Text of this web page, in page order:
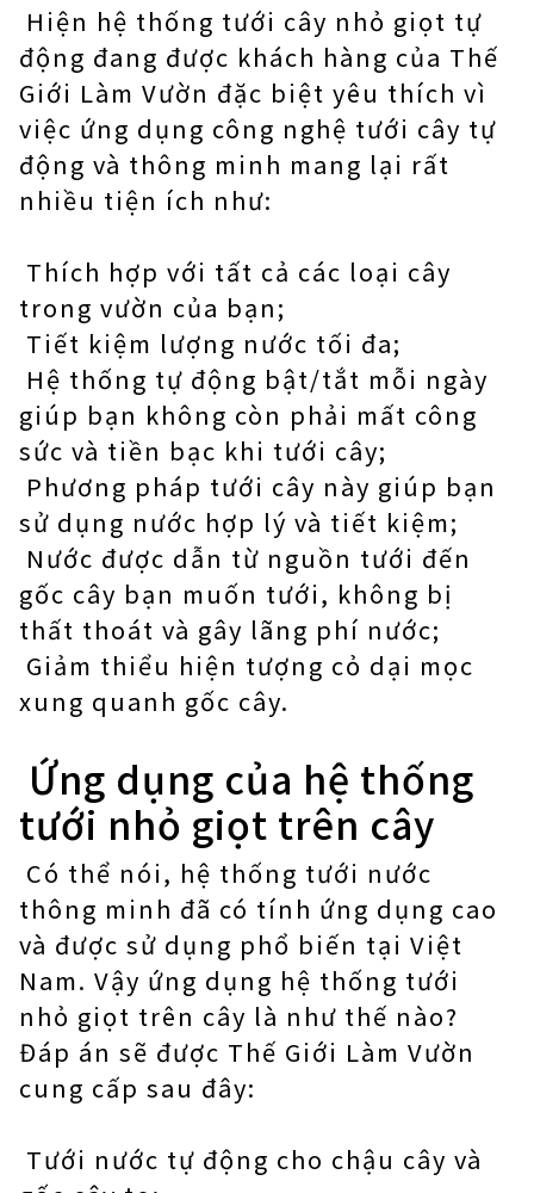
Hiện hệ thống tưới cây nhỏ giọt tự
động đang được khách hàng của Thế
Giới Làm Vườn đặc biệt yêu thích vì
việc ứng dụng công nghệ tưới cây tự
động và thông minh mang lại rất
nhiều tiện ích như:
Thích hợp với tất cả các loại cây
trong vườn của bạn;
Tiết kiệm lượng nước tối đa;
Hệ thống tự động bật/tắt mỗi ngày
giúp bạn không còn phải mất công
sức và tiền bạc khi tưới cây;
Phương pháp tưới cây này giúp bạn
sử dụng nước hợp lý và tiết kiệm;
Nước được dẫn từ nguồn tưới đến
gốc cây bạn muốn tưới, không bị
thất thoát và gây lãng phí nước;
Giảm thiểu hiện tượng cỏ dại mọc
xung quanh gốc cây.
Ứng dụng của hệ thống
tưới nhỏ giọt trên cây
Có thể nói, hệ thống tưới nước
thông minh đã có tính ứng dụng cao
và được sử dụng phổ biến tại Việt
Nam. Vậy ứng dụng hệ thống tưới
nhỏ giọt trên cây là như thế nào?
Đáp án sẽ được Thế Giới Làm Vườn
cung cấp sau đây:
Tưới nước tự động cho chậu cây và